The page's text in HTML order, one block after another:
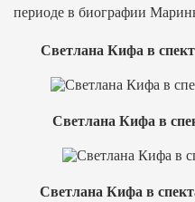
периоде в биографии
Светлана Кифа в
Светлана Кифа в
Светлана Кифа в